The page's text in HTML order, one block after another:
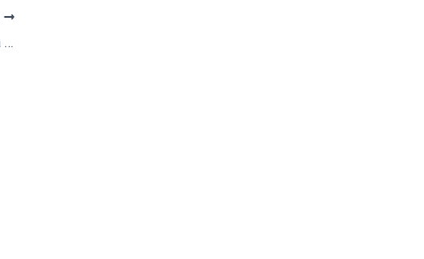
Teste de atenção: qual palavra está errada nesta lista de animais?